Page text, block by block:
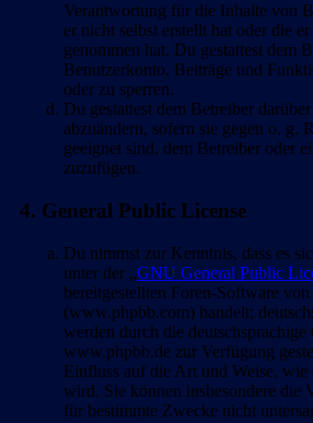
Verantwortung für die Inhalte von
er nicht selbst erstellt hat oder die
genommen hat. Du gestattest dem
Benutzerkonto, Beiträge und
oder zu sperren.
Du gestattest dem Betreiber
abzuändern, sofern sie gegen o. g.
geeignet sind, dem Betreiber oder
zuzufügen.
4. General Public License
Du nimmst zur Kenntnis, dass es
unter der „GNU General Public
bereitgestellten Foren-Software
(www.phpbb.com) handelt;
werden durch die
www.phpbb.de zur Verfügung
Einfluss auf die Art und Weise,
wird. Sie können insbesondere die
für bestimmte Zwecke nicht